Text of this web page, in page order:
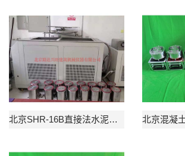
北京SHR-16B直接法水泥水化热测定仪